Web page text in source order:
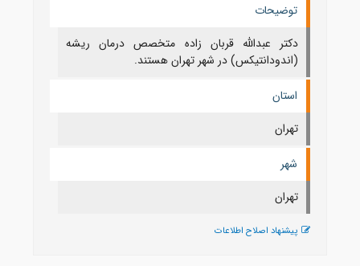
توضیحات
دکتر عبدالله قربان زاده متخصص درمان ریشه
(اندودانتیکس) در شهر تهران هستند.
استان
تهران
شهر
تهران
پیشنهاد اصلاح اطلاعات